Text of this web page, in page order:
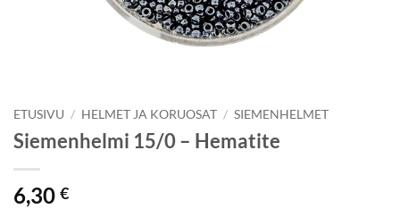
ETUSIVU / HELMET JA KORUOSAT / SIEMENHELMET
Siemenhelmi 15/0 – Hematite
6,30 €